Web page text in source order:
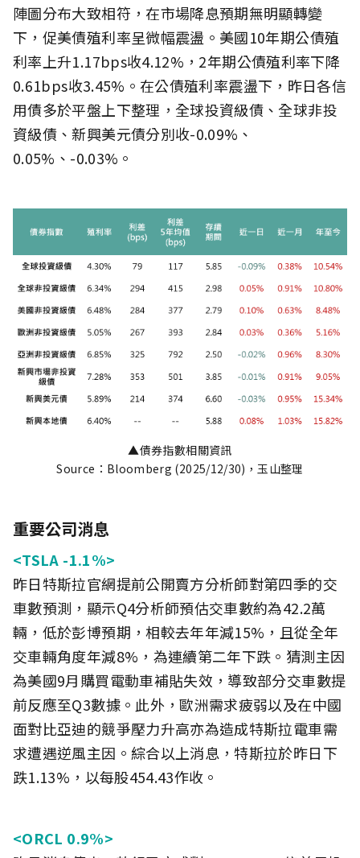
陣圖分布大致相符，在市場降息預期無明顯轉變
下，促美債殖利率呈微幅震盪。美國10年期公債殖
利率上升1.17bps收4.12%，2年期公債殖利率下降
0.61bps收3.45%。在公債殖利率震盪下，昨日各信
用債多於平盤上下整理，全球投資級債、全球非投
資級債、新興美元債分別收-0.09%、
0.05%、-0.03%。
▲債券指數相關資訊
Source：Bloomberg (2025/12/30)，玉山整理
重要公司消息
<TSLA -1.1%>
昨日特斯拉官網提前公開賣方分析師對第四季的交
車數預測，顯示Q4分析師預估交車數約為42.2萬
輛，低於彭博預期，相較去年年減15%，且從全年
交車輛角度年減8%，為連續第二年下跌。猜測主因
為美國9月購買電動車補貼失效，導致部分交車數提
前反應至Q3數據。此外，歐洲需求疲弱以及在中國
面對比亞迪的競爭壓力升高亦為造成特斯拉電車需
求遭遇逆風主因。綜合以上消息，特斯拉於昨日下
跌1.13%，以每股454.43作收。
<ORCL 0.9%>